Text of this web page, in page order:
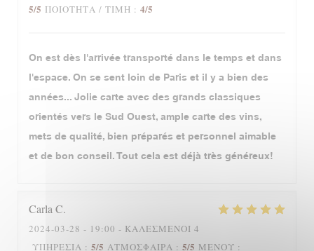
5/5 ΠΟΙΌΤΗΤΑ / ΤΙΜΉ : 4/5
On est dès l'arrivée transporté dans le temps et dans
l'espace. On se sent loin de Paris et il y a bien des
années... Jolie carte avec des grands classiques
orientés vers le Sud Ouest, ample carte des vins,
mets de qualité, bien préparés et personnel aimable
et de bon conseil. Tout cela est déjà très généreux!
CarlaC
2024-03-28 - 19:00 - ΚΑΛΕΣΜΈΝΟΙ 4
ΥΠΗΡΕΣΊΑ : 5/5 ΑΤΜΌΣΦΑΙΡΑ : 5/5 ΜΕΝΟΎ :